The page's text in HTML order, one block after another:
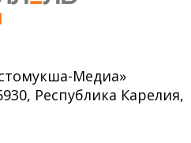
Медиа»
Республика Карелия,